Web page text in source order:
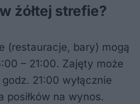
żółtej strefie?
(restauracje, bary) mogą
– 21:00. Zajęty może
21:00 wyłącznie
posiłków na wynos.